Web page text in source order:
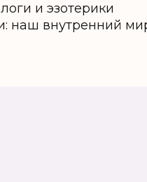
и эзотерики
наш внутренний